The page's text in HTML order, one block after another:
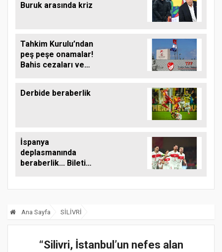
Buruk arasında kriz
Tahkim Kurulu’ndan
peş peşe onamalar!
Bahis cezaları ve
Derbide beraberlik
İspanya
deplasmanında
beraberlik... Bileti
Ana Sayfa SİLİVRİ
“Silivri, İstanbul’un nefes alan